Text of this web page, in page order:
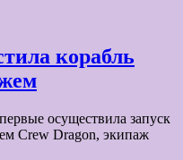
корабль
осуществила запуск
Crew Dragon, экипаж